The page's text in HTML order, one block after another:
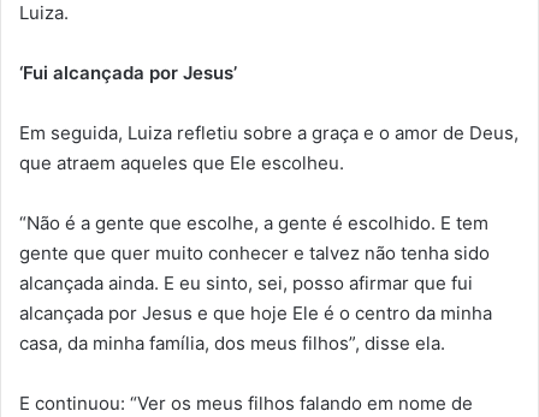
Luiza.
‘Fui alcançada por Jesus’
Em seguida, Luiza refletiu sobre a graça e o amor de Deus,
que atraem aqueles que Ele escolheu.
“Não é a gente que escolhe, a gente é escolhido. E tem
gente que quer muito conhecer e talvez não tenha sido
alcançada ainda. E eu sinto, sei, posso afirmar que fui
alcançada por Jesus e que hoje Ele é o centro da minha
casa, da minha família, dos meus filhos”, disse ela.
E continuou: “Ver os meus filhos falando em nome de